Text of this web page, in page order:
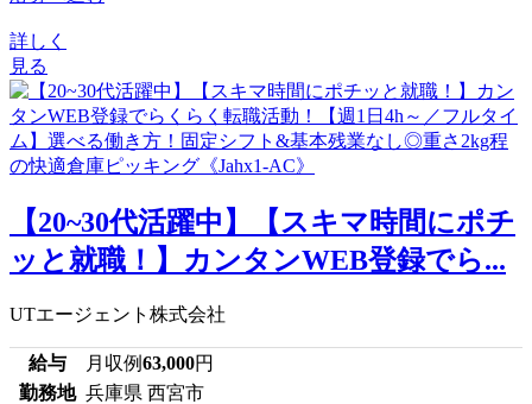
詳しく
見る
【20~30代活躍中】【スキマ時間にポチ
ッと就職！】カンタンWEB登録でら...
UTエージェント株式会社
給与 月収例63,000円
勤務地 兵庫県 西宮市